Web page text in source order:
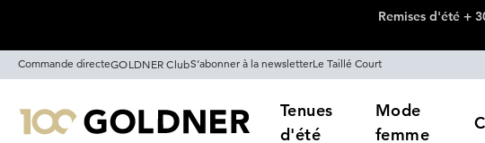
Remises d'été +
Commande directeGOLDNER ClubS’abonner à la newsletterLe Taillé Court
Tenues
d'été
Mode
femme